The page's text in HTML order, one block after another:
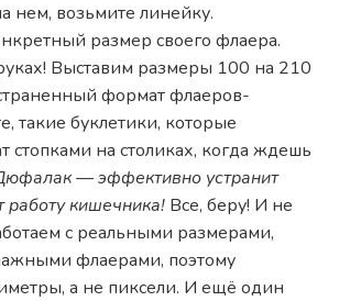
нем, возьмите линейку.
размер своего флаера.
Выставим размеры 100 на 210
формат флаеров-
такие буклетики, которые
стопками на столиках, когда ждешь
— эффективно устранит
работу кишечника! Все, беру! И не
с реальными размерами,
флаерами, поэтому
а не пиксели. И ещё один